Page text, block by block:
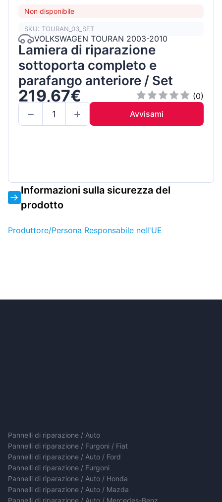
Non disponibile
SKU: TOURAN_03_SET
VOLKSWAGEN TOURAN 2003-2010
Lamiera di riparazione
sottoporta completo e
parafango anteriore / Set
219,67€
(0)
Avvisami
Informazioni sulla sicurezza del
prodotto
Produttore/Persona Responsabile nell'UE
Pannelli di riparazione / Auto
Pannelli di riparazione / Furgoni / Fiat
Pannelli di riparazione / Auto / Ford
Pannelli di riparazione / Furgoni
Pannelli di riparazione / Auto / Honda
Pannelli di riparazione / Auto / Mazda